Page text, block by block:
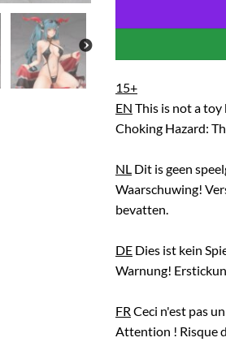
15+
EN This is not a
Choking Hazard:
NL Dit is geen
Waarschuwing!
bevatten.
DE Dies ist kein
Warnung!
FR Ceci n'est pas
Attention ! Risque